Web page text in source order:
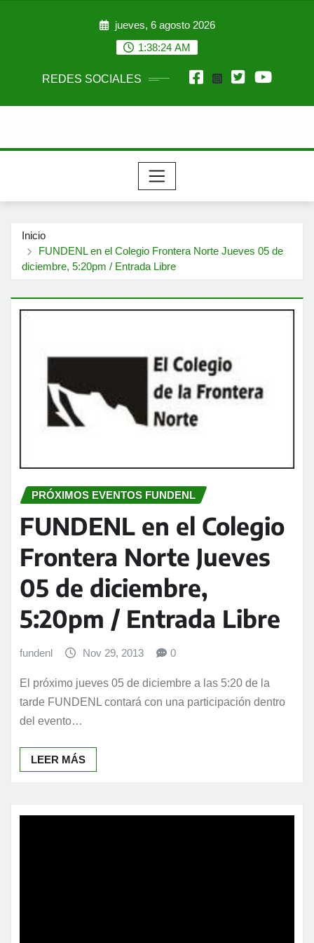
jueves, 6 agosto 2026
1:38:25 AM
REDES SOCIALES
Inicio
FUNDENL en el Colegio Frontera Norte Jueves 05 de
diciembre, 5:20pm / Entrada Libre
PRÓXIMOS EVENTOS FUNDENL
FUNDENL en el Colegio
Frontera Norte Jueves
05 de diciembre,
5:20pm / Entrada Libre
fundenl Nov 29, 2013 0
El próximo jueves 05 de diciembre a las 5:20 de la
tarde FUNDENL contará con una participación dentro
del evento…
LEER MÁS